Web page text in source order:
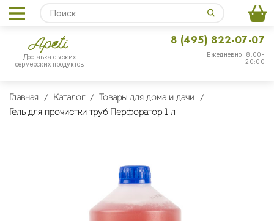
Доставка свежих
фермерских продуктов
Ежедневно: 8:00-
20:00
8 (495) 822-07-07
Главная Каталог
Товары для дома и дачи
Гель для прочистки труб Перфоратор 1 л